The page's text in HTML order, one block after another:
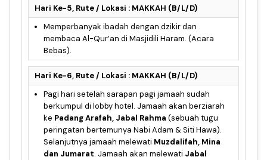
Hari Ke-5, Rute / Lokasi : MAKKAH (B/L/D)
Memperbanyak ibadah dengan dzikir dan
membaca Al-Qur’an di Masjidili Haram. (Acara
Bebas).
Hari Ke-6, Rute / Lokasi : MAKKAH (B/L/D)
Pagi hari setelah sarapan pagi jamaah sudah
berkumpul di lobby hotel. Jamaah akan berziarah
ke Padang Arafah, Jabal Rahma (sebuah tugu
peringatan bertemunya Nabi Adam & Siti Hawa).
Selanjutnya jamaah melewati Muzdalifah, Mina
dan Jumarat. Jamaah akan melewati Jabal